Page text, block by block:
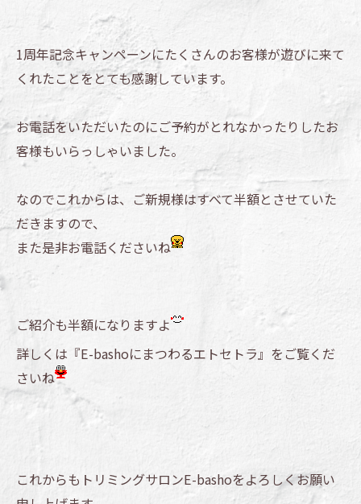
1周年記念キャンペーンにたくさんのお客様が遊びに来て
くれたことをとても感謝しています。
お電話をいただいたのにご予約がとれなかったりしたお
客様もいらっしゃいました。
なのでこれからは、ご新規様はすべて半額とさせていた
だきますので、
また是非お電話くださいね
ご紹介も半額になりますよ
詳しくは『E-bashoにまつわるエトセトラ』をご覧くだ
さいね
これからもトリミングサロンE-bashoをよろしくお願い